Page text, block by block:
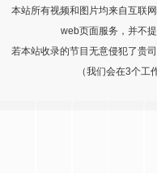
本站所有视频和图片均来自互联
web页面服务，并不
若本站收录的节目无意侵犯了贵
（我们会在3个工